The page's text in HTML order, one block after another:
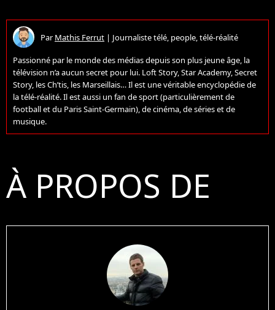
ParMathis Ferrut | Journaliste télé, people, télé-réalité
Passionné par le monde des médias depuis son plus jeune âge, la
télévision n’a aucun secret pour lui. Loft Story, Star Academy, Secret
Story, les Ch’tis, les Marseillais… Il est une véritable encyclopédie de
la télé-réalité. Il est aussi un fan de sport (particulièrement de
football et du Paris Saint-Germain), de cinéma, de séries et de
musique.
À PROPOS DE